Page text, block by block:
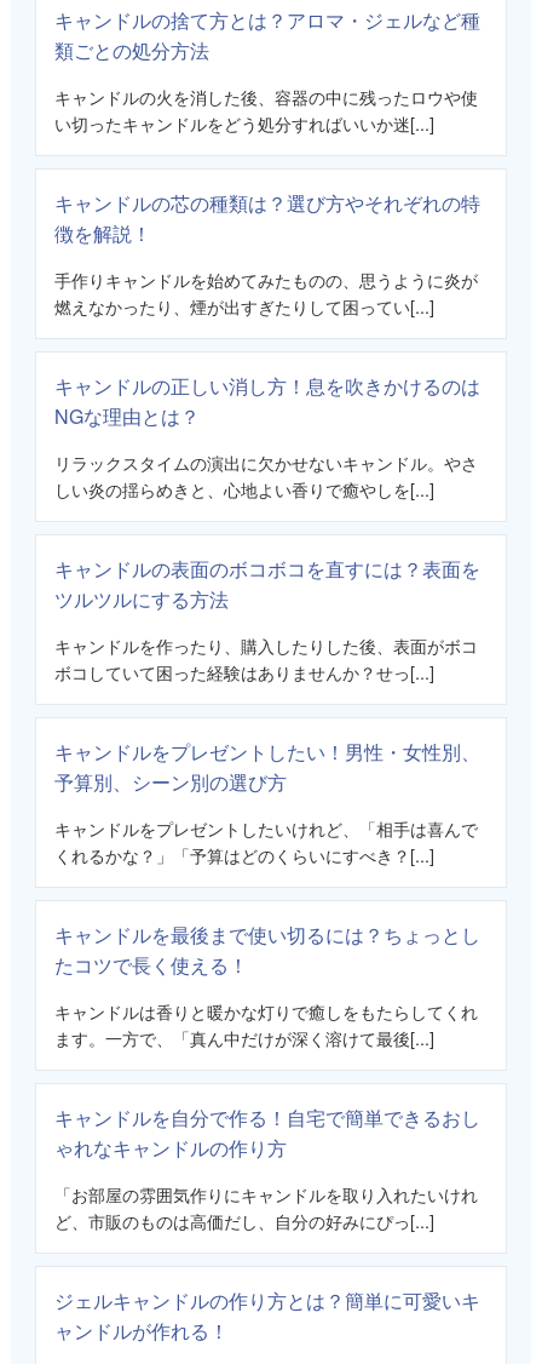
キャンドルの捨て方とは？アロマ・ジェルなど種
類ごとの処分方法
キャンドルの火を消した後、容器の中に残ったロウや使
い切ったキャンドルをどう処分すればいいか迷[...]
キャンドルの芯の種類は？選び方やそれぞれの特
徴を解説！
手作りキャンドルを始めてみたものの、思うように炎が
燃えなかったり、煙が出すぎたりして困ってい[...]
キャンドルの正しい消し方！息を吹きかけるのは
NGな理由とは？
リラックスタイムの演出に欠かせないキャンドル。やさ
しい炎の揺らめきと、心地よい香りで癒やしを[...]
キャンドルの表面のボコボコを直すには？表面を
ツルツルにする方法
キャンドルを作ったり、購入したりした後、表面がボコ
ボコしていて困った経験はありませんか？せっ[...]
キャンドルをプレゼントしたい！男性・女性別、
予算別、シーン別の選び方
キャンドルをプレゼントしたいけれど、「相手は喜んで
くれるかな？」「予算はどのくらいにすべき？[...]
キャンドルを最後まで使い切るには？ちょっとし
たコツで長く使える！
キャンドルは香りと暖かな灯りで癒しをもたらしてくれ
ます。一方で、「真ん中だけが深く溶けて最後[...]
キャンドルを自分で作る！自宅で簡単できるおし
ゃれなキャンドルの作り方
「お部屋の雰囲気作りにキャンドルを取り入れたいけれ
ど、市販のものは高価だし、自分の好みにぴっ[...]
ジェルキャンドルの作り方とは？簡単に可愛いキ
ャンドルが作れる！